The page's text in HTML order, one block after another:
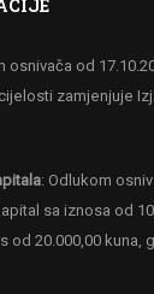
osnivača od
zamjenjuje
: Odlukom
sa iznosa od
od 20.000,00